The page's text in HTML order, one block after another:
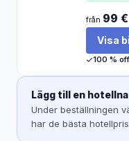
från 99 €
Visa
100 %
Lägg till en
Under beställningen
har de bästa